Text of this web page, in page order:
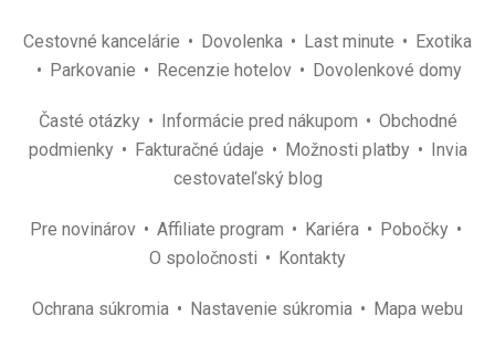
Cestovné kancelárie Dovolenka Last minute
Exotika
Parkovanie
Recenzie hotelov Dovolenkové domy
Časté otázky Informácie pred nákupom
Obchodné
podmienky
Fakturačné údaje Možnosti platby
Invia
cestovateľský blog
Pre novinárov Affiliate program Kariéra
Pobočky
O spoločnosti
Kontakty
Ochrana súkromia Nastavenie súkromia Mapa webu